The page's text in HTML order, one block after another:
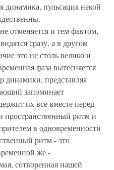
динамика, пульсация некой
отменяется и тем фактом,
сразу, а в другом
это не столь велико и
фаза вытесняется
динамики, представляя
запоминает
их все вместе перед
ритм и
в одновременности
ритм - это
же -
сотворенная нашей